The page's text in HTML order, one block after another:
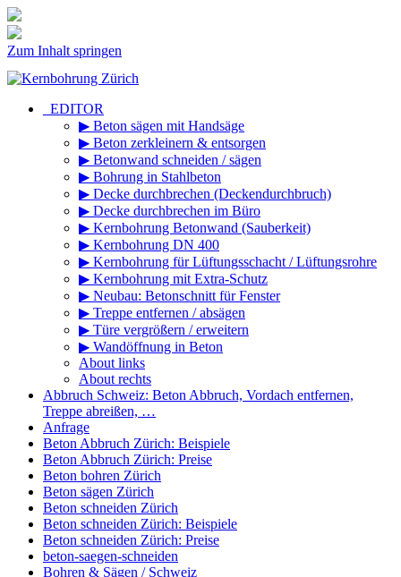
Zum Inhalt springen
_EDITOR
▶ Beton sägen mit Handsäge
▶ Beton zerkleinern & entsorgen
▶ Betonwand schneiden / sägen
▶ Bohrung in Stahlbeton
▶ Decke durchbrechen (Deckendurchbruch)
▶ Decke durchbrechen im Büro
▶ Kernbohrung Betonwand (Sauberkeit)
▶ Kernbohrung DN 400
▶ Kernbohrung für Lüftungsschacht / Lüftungsrohre
▶ Kernbohrung mit Extra-Schutz
▶ Neubau: Betonschnitt für Fenster
▶ Treppe entfernen / absägen
▶ Türe vergrößern / erweitern
▶ Wandöffnung in Beton
About links
About rechts
Abbruch Schweiz: Beton Abbruch, Vordach entfernen,
Treppe abreißen, …
Anfrage
Beton Abbruch Zürich: Beispiele
Beton Abbruch Zürich: Preise
Beton bohren Zürich
Beton sägen Zürich
Beton schneiden Zürich
Beton schneiden Zürich: Beispiele
Beton schneiden Zürich: Preise
beton-saegen-schneiden
Bohren & Sägen / Schweiz